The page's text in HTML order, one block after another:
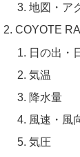
地図・ア
COYOTE
日の出・
気温
降水量
風速・風
気圧